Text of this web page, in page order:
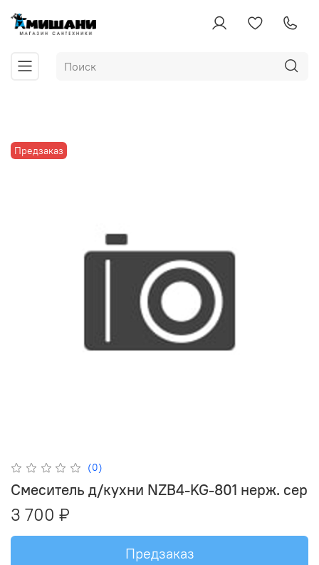
Предзаказ
(0)
Смеситель д/кухни NZB4-KG-801 нерж. сер
3 700 ₽
Предзаказ